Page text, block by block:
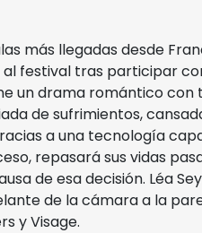
más llegadas desde
festival tras participar con
un drama romántico con
de sufrimientos,
a una tecnología
repasará sus vidas
de esa decisión. Léa
de la cámara a la
y Visage.